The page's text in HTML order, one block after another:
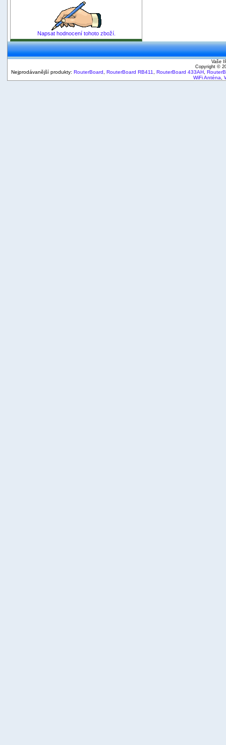
Napsat hodnocení tohoto zboží.
Vaše
Copyright ©
Nejprodávanější produkty: RouterBoard RouterBoard RB411 RouterBoard 433AH
WiFi Anténa